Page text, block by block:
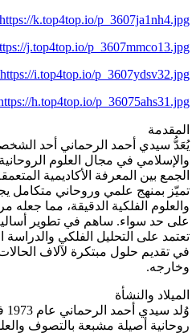
https://k.top4top.io/p_3607ja1nh4.jpg
j.top4top.io/p_3607mmco13.jpg
https://i.top4top.io/p_3607ydsv32.jpg
h.top4top.io/p_36075ahs31.jpg
المقدمة
يُعَدُّ سيدي أحمد الرحماني أحد
والإسلامي في مجال العلوم
الجمع بين المعرفة الأكاديمية
تميّز بمنهج علمي وروحاني متكامل
والعلوم الفلكية الدقيقة، مما جعله
على حد سواء. ساهم في تطوير
تعتمد على التحليل الفلكي والدراسة
في تقديم حلول مبتكرة لآلاف
وخارجه.
الميلاد والنشأة
روحانية أصيلة مشبعة بالتصوف